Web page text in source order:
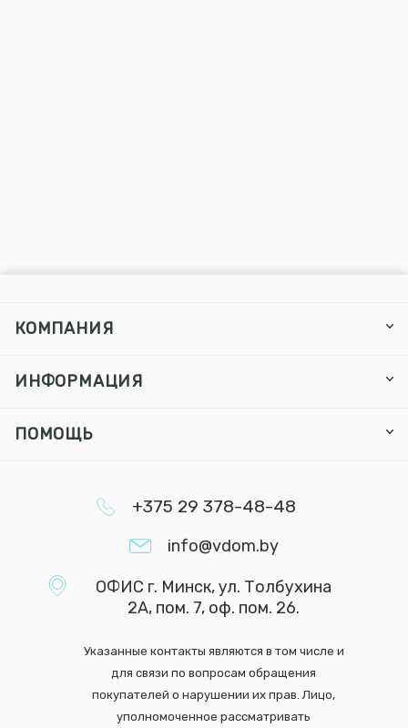
КОМПАНИЯ
ИНФОРМАЦИЯ
ПОМОЩЬ
+375 29 378-48-48
info@vdom.by
ОФИС г. Минск, ул. Толбухина
2А, пом. 7, оф. пом. 26.
Указанные контакты являются в том числе и
для связи по вопросам обращения
покупателей о нарушении их прав. Лицо,
уполномоченное рассматривать